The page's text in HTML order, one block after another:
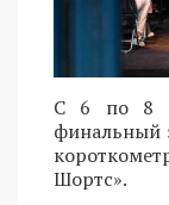
С 6 по 8
финальный
Шортс».